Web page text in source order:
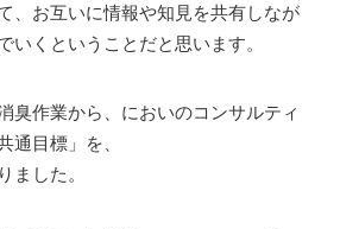
、お互いに情報や知見を共有しなが
いくということだと思います。
臭作業から、においのコンサルティ
通目標」を、
ました。